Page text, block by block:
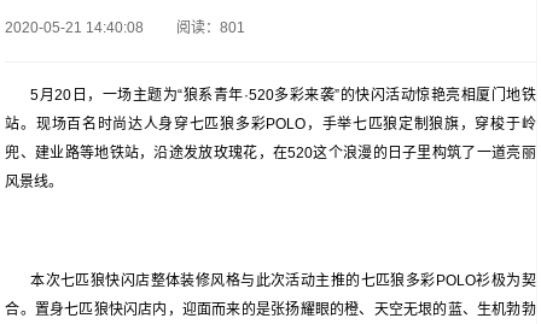
2020-05-21 14:40:08 阅读：801
5月20日，一场主题为“狼系青年·520多彩来袭”的快闪活动惊艳亮相厦门地铁
站。现场百名时尚达人身穿七匹狼多彩POLO，手举七匹狼定制狼旗，穿梭于岭
兜、建业路等地铁站，沿途发放玫瑰花，在520这个浪漫的日子里构筑了一道亮丽
风景线。
本次七匹狼快闪店整体装修风格与此次活动主推的七匹狼多彩POLO衫极为契
合。置身七匹狼快闪店内，迎面而来的是张扬耀眼的橙、天空无垠的蓝、生机勃勃